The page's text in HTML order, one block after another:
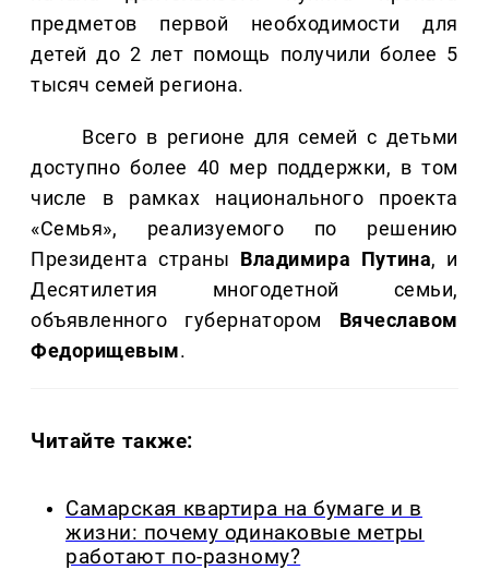
предметов первой необходимости для
детей до 2 лет помощь получили более 5
тысяч семей региона.
Всего в регионе для семей с детьми
доступно более 40 мер поддержки, в том
числе в рамках национального проекта
«Семья», реализуемого по решению
Президента страны Владимира Путина, и
Десятилетия многодетной семьи,
объявленного губернатором Вячеславом
Федорищевым.
Читайте также:
Самарская квартира на бумаге и в
жизни: почему одинаковые метры
работают по-разному?